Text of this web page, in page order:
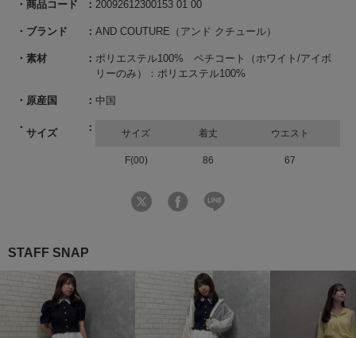
商品コード 20092612300153 01 00
ブランド AND COUTURE（アンド クチュール）
素材
ポリエステル100% ペチコート（ホワイト/アイボ
リーのみ）：ポリエステル100%
原産国 中国
サイズ サイズ 着丈 ウエスト
F(00) 86 67
STAFF SNAP